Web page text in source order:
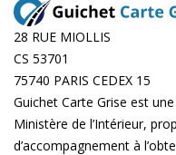
28 RUE MIOLLIS
CS 53701
75740 PARIS CEDEX 15
Guichet Carte Grise est
Ministère de l’Intérieur,
d’accompagnement à